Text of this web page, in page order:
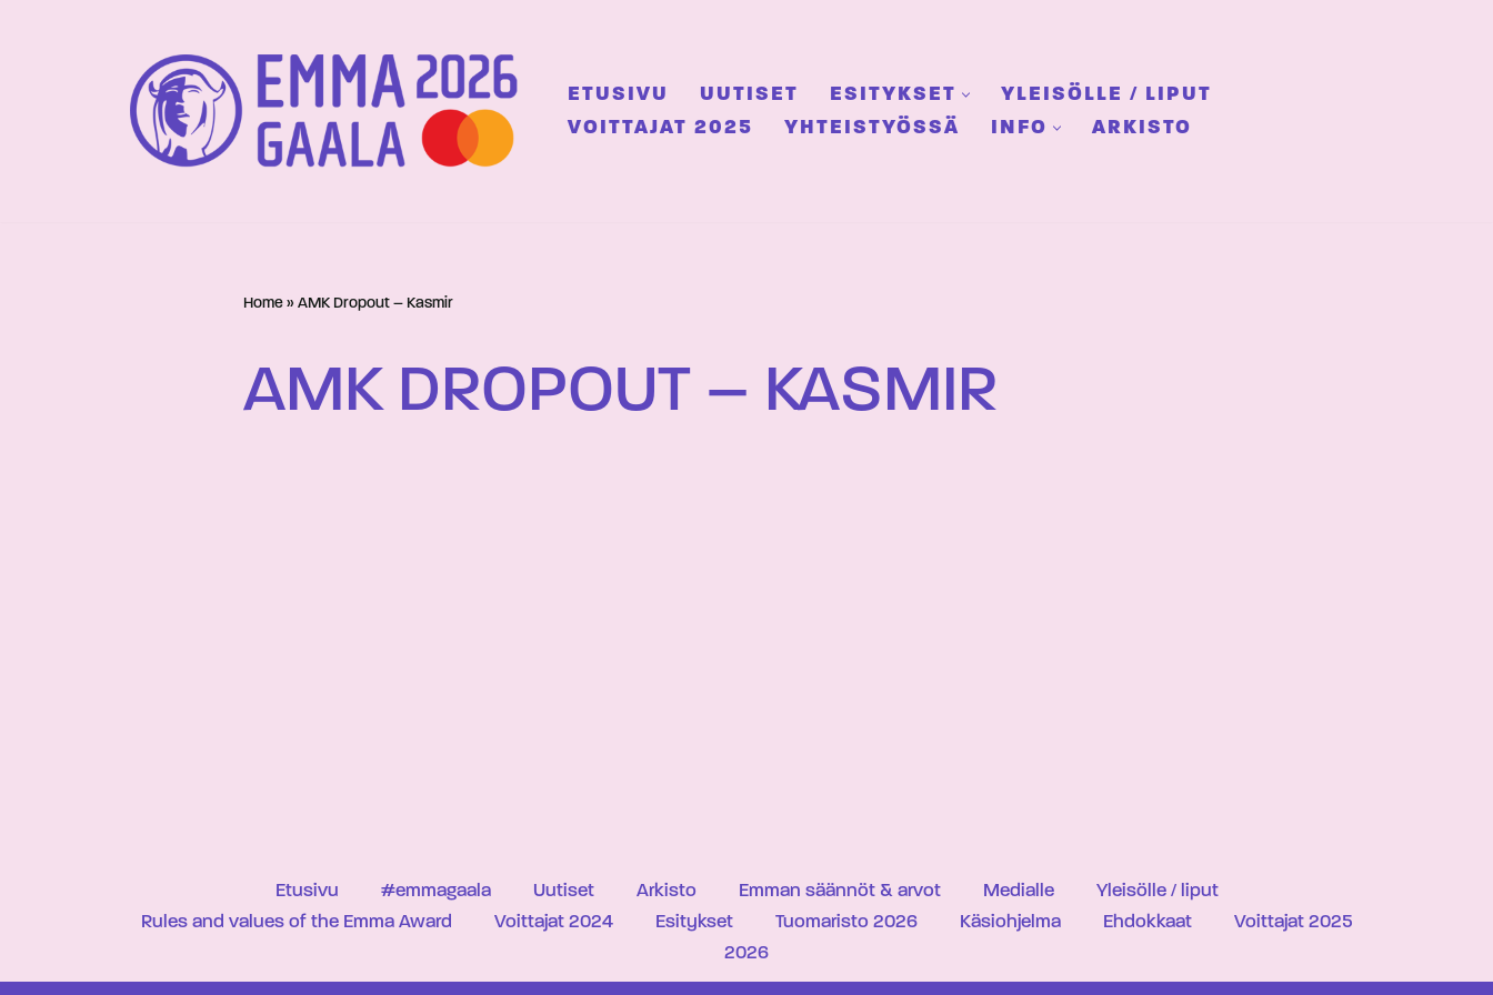
ETUSIVU UUTISET ESITYKSET
YLEISÖLLE / LIPUT
VOITTAJAT 2025
YHTEISTYÖSSÄ INFO ARKISTO
Home » AMK Dropout – Kasmir
AMK DROPOUT – KASMIR
Etusivu #emmagaala Uutiset Arkisto Emman säännöt & arvot Medialle
Yleisölle / liput
Rules and values of the Emma Award
Voittajat 2024 Esitykset Tuomaristo 2026 Käsiohjelma Ehdokkaat
Voittajat 2025
2026